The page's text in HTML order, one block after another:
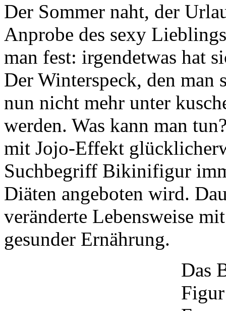
Der Sommer naht, der
Anprobe des sexy
man fest: irgendetwas hat
Der Winterspeck, den man
nun nicht mehr unter
werden. Was kann man
mit Jojo-Effekt
Suchbegriff Bikinifigur
Diäten angeboten wird.
veränderte Lebensweise
gesunder Ernährung.
Das